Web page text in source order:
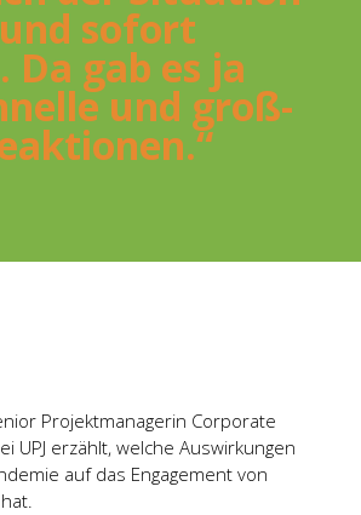
sofort
gab es ja
und groß­
Pro­jekt­ma­na­ge­rin Cor­po­ra­te
UPJ erzählt, wel­che Aus­wir­kun­gen
auf das Enga­ge­ment von